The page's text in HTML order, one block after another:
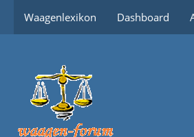
Waagenlexikon Dashboard